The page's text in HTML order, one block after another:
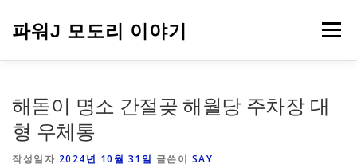
파워J 모도리 이야기 메뉴
해돋이 명소 간절곶 해월당 주차장 대
형 우체통
작성일자 2024년 10월 31일 글쓴이 SAY